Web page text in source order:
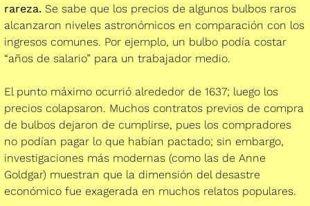
rareza. Se sabe que los precios de algunos bulbos raros
alcanzaron niveles astronómicos en comparación con los
ingresos comunes. Por ejemplo, un bulbo podía costar
“años de salario” para un trabajador medio.
El punto máximo ocurrió alrededor de 1637; luego los
precios colapsaron. Muchos contratos previos de compra
de bulbos dejaron de cumplirse, pues los compradores
no podían pagar lo que habían pactado; sin embargo,
investigaciones más modernas (como las de Anne
Goldgar) muestran que la dimensión del desastre
económico fue exagerada en muchos relatos populares.